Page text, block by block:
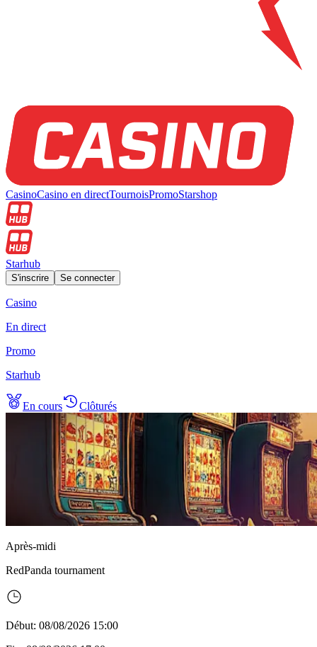
CasinoCasino en directTournoisPromoStarshop
Starhub
S'inscrire Se connecter
Casino
En direct
Promo
Starhub
En cours Clôturés
Après-midi
RedPanda tournament
Début: 08/08/2026 15:00